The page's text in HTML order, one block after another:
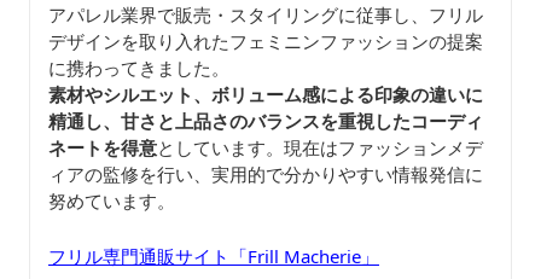
アパレル業界で販売・スタイリングに従事し、フリル
デザインを取り入れたフェミニンファッションの提案
に携わってきました。
素材やシルエット、ボリューム感による印象の違いに
精通し、甘さと上品さのバランスを重視したコーディ
ネートを得意としています。現在はファッションメデ
ィアの監修を行い、実用的で分かりやすい情報発信に
努めています。
フリル専門通販サイト「Frill Macherie」